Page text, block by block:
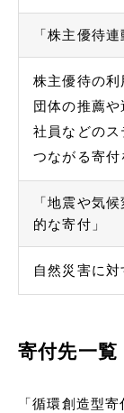
「株主優待
株主優待の利
団体の推薦
社員などの
つながる寄付
「地震や気
的な寄付」
⾃然災害に
寄付先一覧
「循環創造型